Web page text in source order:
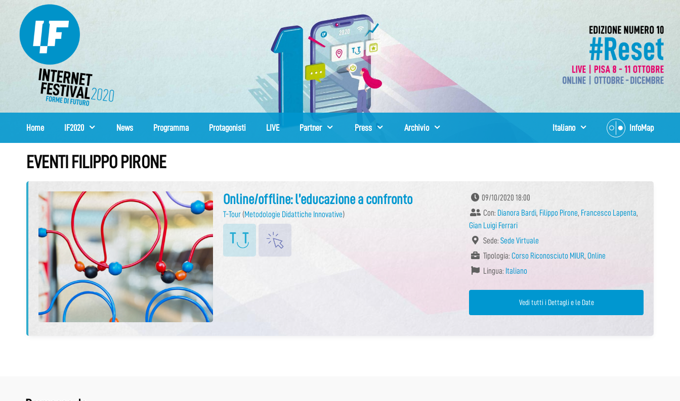
contenuto
Home IF2020 News Programma Protagonisti LIVE Partner Press Archivio InfoMap
Italiano
EVENTI FILIPPO PIRONE
Online/offline: l’educazione a confronto
T-Tour(Metodologie Didattiche Innovative)
09/10/2020 18:00
Con: Dianora Bardi, Filippo Pirone, Francesco Lapenta,
Gian Luigi Ferrari
Sede:Sede Virtuale
Tipologia:Corso Riconosciuto MIUR,Online
Lingua: Italiano
Vedi tutti i Dettagli e le Date